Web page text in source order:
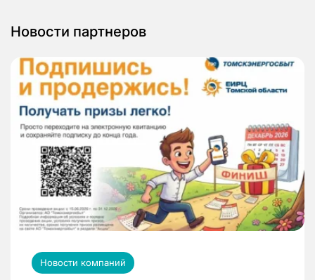
Новости партнеров
Новости компаний